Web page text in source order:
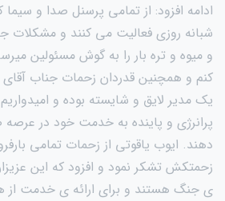
ادامه افزود: از تمامی پرسنل صدا و
شبانه روزی فعالیت می کنند و مشکلات
و میوه و تره بار را به گوش مسئولین
کنم و همچنین قدردان زحمات جناب آقای
یک مدیر لایق و شایسته بوده و
پرانرژی و پاینده به خدمت خود در عرصه
دهند. ایوب یاقوتی از زحمات تمامی
زحمتکش تشکر نمود و افزود که این
ی جنگ هستند و برای ارائه ی خدمت از